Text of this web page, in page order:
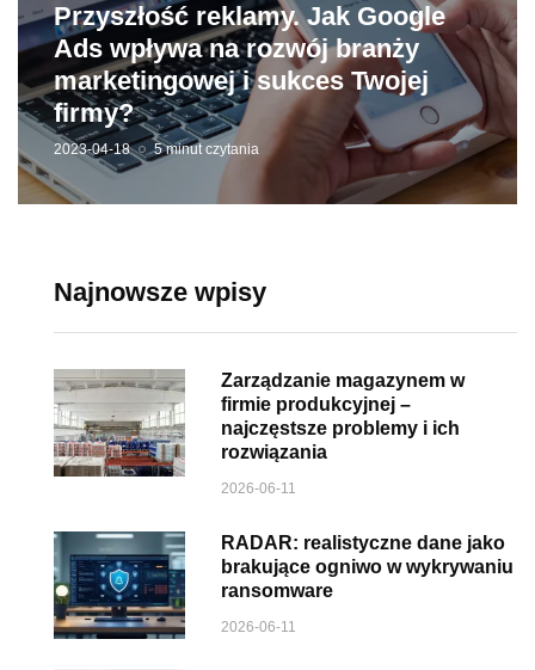
Przyszłość reklamy. Jak Google
Ads wpływa na rozwój branży
marketingowej i sukces Twojej
firmy?
2023-04-18 5 minut czytania
Najnowsze wpisy
Zarządzanie magazynem w
firmie produkcyjnej –
najczęstsze problemy i ich
rozwiązania
2026-06-11
RADAR: realistyczne dane jako
brakujące ogniwo w wykrywaniu
ransomware
2026-06-11